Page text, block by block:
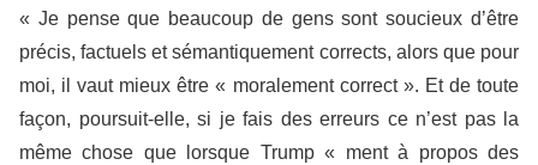
« Je pense que beaucoup de gens sont soucieux d’être
précis, factuels et sémantiquement corrects, alors que pour
moi, il vaut mieux être « moralement correct ». Et de toute
façon, poursuit-elle, si je fais des erreurs ce n’est pas la
même chose que lorsque Trump « ment à propos des